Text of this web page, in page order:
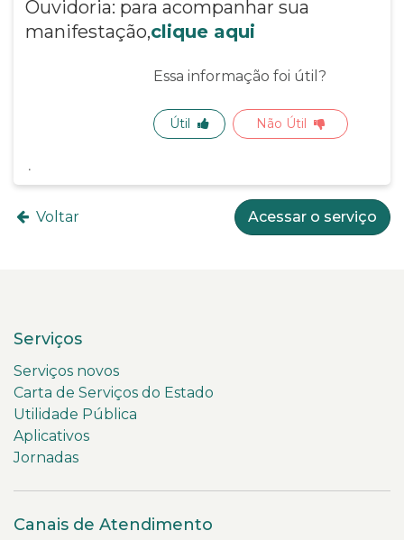
Ouvidoria: para acompanhar sua
manifestação,clique aqui
Essa informação foi útil?
Útil Não Útil
Voltar Acessar o serviço
Serviços
Serviços novos
Carta de Serviços do Estado
Utilidade Pública
Aplicativos
Jornadas
Canais de Atendimento